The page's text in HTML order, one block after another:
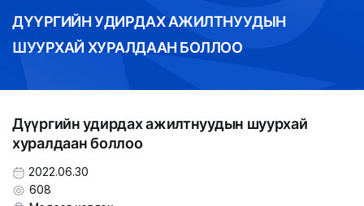
МЭДЭЭ МЭДЭЭЛЭЛ
ЗАХИРАМЖ ШИЙДВЭР
ИЛ ТОД БАЙДАЛ
ДҮҮРГИЙН УДИРДАХ АЖИЛТНУУДЫН
ШУУРХАЙ ХУРАЛДААН БОЛЛОО
Дүүргийн удирдах ажилтнуудын шуурхай
хуралдаан боллоо
2022.06.30
608